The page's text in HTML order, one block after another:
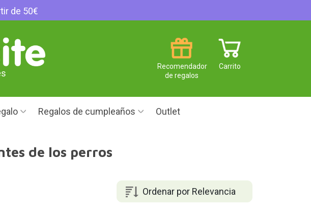
de 50€
Carrito
Recomendador
de regalos
Regalos de cumpleaños Outlet
de los perros
Ordenar por Relevancia